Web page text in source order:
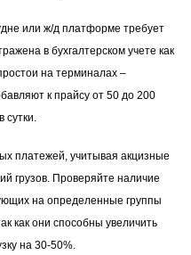
или ж/д платформе требует
в бухгалтерском учете как
на терминалах –
к прайсу от 50 до 200
сутки.
платежей, учитывая акцизные
грузов. Проверяйте наличие
на определенные группы
как они способны увеличить
на 30-50%.